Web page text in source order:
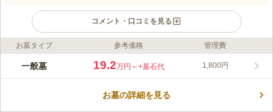
コメント・口コミを見る
ライフドット編集部のコメント
近くには大きな湖があり成願寺川が流れ、鳥のさえずりや虫の声
葉が楽しめます。 見に行きたいと感じる霊園ですので、お墓か
お墓タイプ 参考価格 管理費
一般墓 19.2万円～+墓石代 1,800円
お墓の詳細を見る